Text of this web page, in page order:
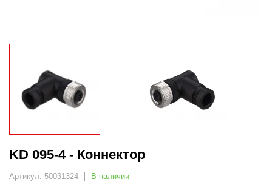
KD 095-4 - Коннектор
Артикул: 50031324 В наличии